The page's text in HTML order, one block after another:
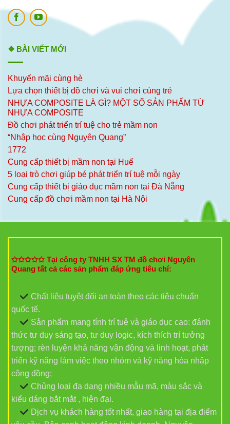
❖ BÀI VIẾT MỚI
Khuyến mãi cùng hè
Lựa chọn thiết bị đồ chơi và vui chơi cùng trẻ
NHỰA COMPOSITE LÀ GÌ? MỘT SỐ SẢN PHẨM TỪ
NHỰA COMPOSITE
Đồ chơi phát triển trí tuệ cho trẻ mầm non
“Nhập học cùng Nguyên Quang”
1772
Cung cấp thiết bị mầm non tại Huế
5 loại trò chơi giúp bé phát triển trí tuệ mỗi ngày
Cung cấp thiết bị giáo dục mầm non tại Đà Nẵng
Cung cấp đồ chơi mầm non tại Hà Nội
✩✩✩✩✩ Tại công ty TNHH SX TM đồ chơi Nguyên
Quang tất cả các sản phẩm đáp ứng tiêu chí:
Chất liệu tuyệt đối an toàn theo các tiêu chuẩn
quốc tế.
Sản phẩm mang tính trí tuệ và giáo dục cao: đánh
thức tư duy sáng tạo, tư duy logic, kích thích trí tưởng
tượng; rèn luyện khả năng vận động và linh hoạt, phát
triển kỹ năng làm việc theo nhóm và kỹ năng hòa nhập
cộng đồng;
Chủng loại đa dạng nhiều mẫu mã, màu sắc và
kiểu dáng bắt mắt , hiện đại.
Dịch vụ khách hàng tốt nhất, giao hàng tại địa điểm